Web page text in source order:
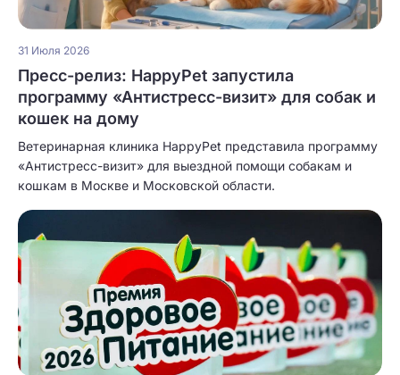
31 Июля 2026
Пресс-релиз: HappyPet запустила
программу «Антистресс-визит» для собак и
кошек на дому
Ветеринарная клиника HappyPet представила программу
«Антистресс-визит» для выездной помощи собакам и
кошкам в Москве и Московской области.